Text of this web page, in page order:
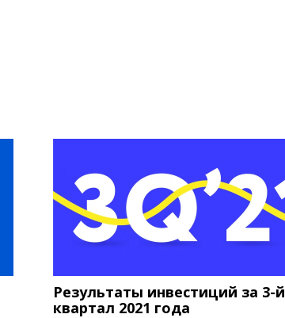
Результаты инвестиций за 3-й
квартал 2021 года